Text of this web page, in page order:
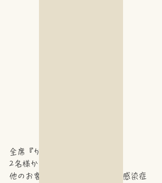
全席『かまくら個室』完備。
2名様からご利用いただけます。
他のお客様との距離を気にせず感染症